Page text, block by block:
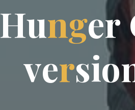
Hunger
versio